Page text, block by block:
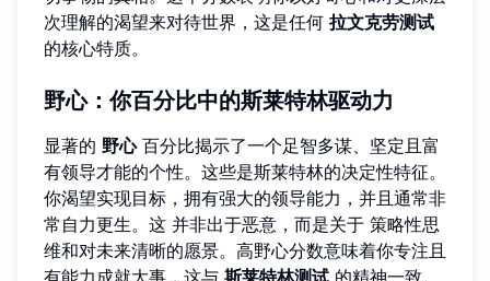
次理解的渴望来对待世界，这是任何 拉文克劳测试
的核心特质。
野心：你百分比中的斯莱特林驱动力
显著的 野心百分比揭示了一个足智多谋、坚定且富
有领导才能的个性。这些是斯莱特林的决定性特征。
你渴望实现目标，拥有强大的领导能力，并且通常非
常自力更生。这 并非出于恶意，而是关于 策略性思
维和对未来清晰的愿景。高野心分数意味着你专注且